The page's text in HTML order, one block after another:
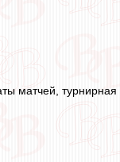
матчей,